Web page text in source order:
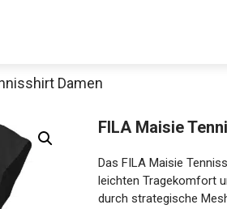
Damen
FILA Maisie
Das FILA Maisie
leichten Tragekomfort
durch strategische